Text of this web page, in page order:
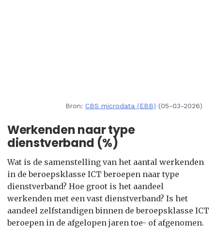
Bron: CBS microdata (EBB) (05-03-2026)
Werkenden naar type
dienstverband (%)
Wat is de samenstelling van het aantal werkenden
in de beroepsklasse ICT beroepen naar type
dienstverband? Hoe groot is het aandeel
werkenden met een vast dienstverband? Is het
aandeel zelfstandigen binnen de beroepsklasse ICT
beroepen in de afgelopen jaren toe- of afgenomen.